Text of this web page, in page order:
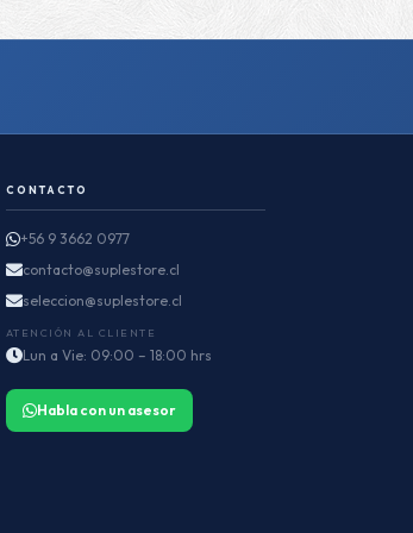
CONTACTO
+56 9 3662 0977
contacto@suplestore.cl
seleccion@suplestore.cl
ATENCIÓN AL CLIENTE
Lun a Vie: 09:00 – 18:00 hrs
Habla con un asesor